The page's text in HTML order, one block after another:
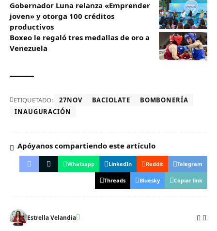
Gobernador Luna relanza «Emprender
joven» y otorga 100 créditos
productivos
Boxeo le regaló tres medallas de oro a
Venezuela
ETIQUETADO: 27NOV BACIOLATE
BOMBONERÍA
INAUGURACIÓN
Apóyanos compartiendo este artículo
Whatsapp LinkedIn Reddit Telegram
Threads Bluesky Copiar link
Estrella Velandia